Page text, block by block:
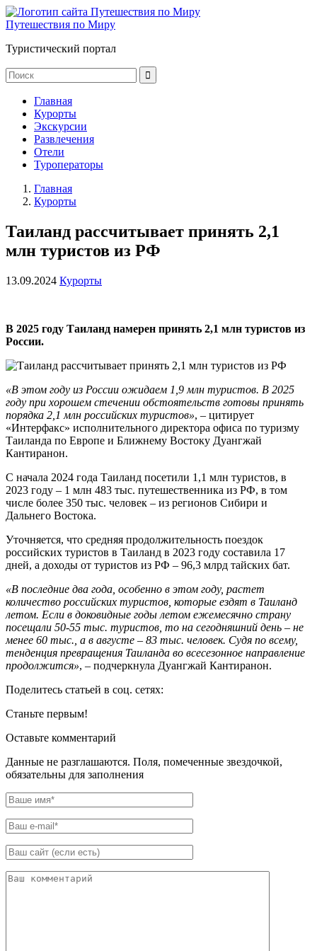
Путешествия по Миру
Туристический портал
Главная
Курорты
Экскурсии
Развлечения
Отели
Туроператоры
Главная
Курорты
Таиланд рассчитывает принять 2,1
млн туристов из РФ
13.09.2024 Курорты
В 2025 году Таиланд намерен принять 2,1 млн туристов из
России.
«В этом году из России ожидаем 1,9 млн туристов. В 2025
году при хорошем стечении обстоятельств готовы принять
порядка 2,1 млн российских туристов», – цитирует
«Интерфакс» исполнительного директора офиса по туризму
Таиланда по Европе и Ближнему Востоку Дуангжай
Кантиранон.
С начала 2024 года Таиланд посетили 1,1 млн туристов, в
2023 году – 1 млн 483 тыс. путешественника из РФ, в том
числе более 350 тыс. человек – из регионов Сибири и
Дальнего Востока.
Уточняется, что средняя продолжительность поездок
российских туристов в Таиланд в 2023 году составила 17
дней, а доходы от туристов из РФ – 96,3 млрд тайских бат.
«В последние два года, особенно в этом году, растет
количество российских туристов, которые ездят в Таиланд
летом. Если в доковидные годы летом ежемесячно страну
посещали 50-55 тыс. туристов, то на сегодняшний день – не
менее 60 тыс., а в августе – 83 тыс. человек. Судя по всему,
тенденция превращения Таиланда во всесезонное направление
продолжится», – подчеркнула Дуангжай Кантиранон.
Поделитесь статьей в соц. сетях:
Станьте первым!
Оставьте комментарий
Данные не разглашаются. Поля, помеченные звездочкой,
обязательны для заполнения